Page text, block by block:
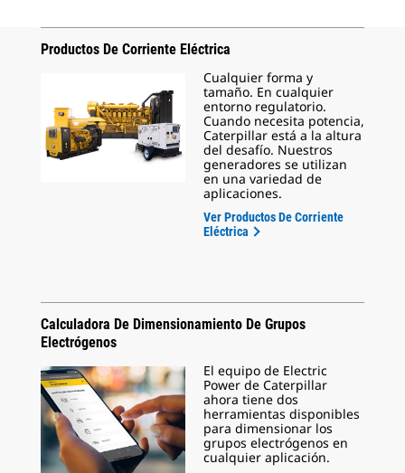
Productos De Corriente Eléctrica
Cualquier forma y
tamaño. En cualquier
entorno regulatorio.
Cuando necesita potencia,
Caterpillar está a la altura
del desafío. Nuestros
generadores se utilizan
en una variedad de
aplicaciones.
Ver Productos De Corriente
Eléctrica
Calculadora De Dimensionamiento De Grupos
Electrógenos
El equipo de Electric
Power de Caterpillar
ahora tiene dos
herramientas disponibles
para dimensionar los
grupos electrógenos en
cualquier aplicación.